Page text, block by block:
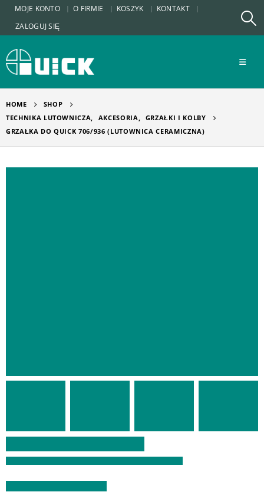
MOJE KONTO O FIRMIE KOSZYK
KONTAKT
ZALOGUJ SIĘ
HOME
SHOP
TECHNIKA LUTOWNICZA, AKCESORIA, GRZAŁKI I KOLBY
GRZAŁKA DO QUICK 706/936 (LUTOWNICA CERAMICZNA)